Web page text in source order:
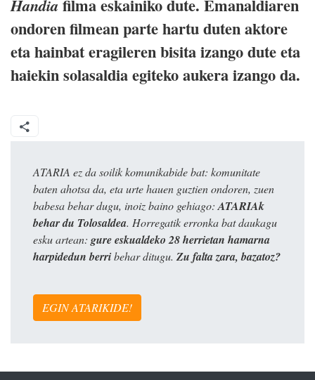
Handia filma eskainiko dute. Emanaldiaren
ondoren filmean parte hartu duten aktore
eta hainbat eragileren bisita izango dute eta
haiekin solasaldia egiteko aukera izango da.
ATARIA ez da soilik komunikabide bat: komunitate
baten ahotsa da, eta urte hauen guztien ondoren, zuen
babesa behar dugu, inoiz baino gehiago: ATARIAk
behar du Tolosaldea. Horregatik erronka bat daukagu
esku artean: gure eskualdeko 28 herrietan hamarna
harpidedun berribehar ditugu. Zu falta zara, bazatoz?
EGIN ATARIKIDE!